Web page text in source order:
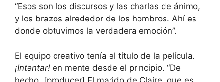
“Esos son los discursos y las charlas de ánimo,
y los brazos alrededor de los hombros. Ahí es
donde obtuvimos la verdadera emoción”.
El equipo creativo tenía el título de la película.
¡Intentar! en mente desde el principio. “De
hecho, [producer] El marido de Claire, que es